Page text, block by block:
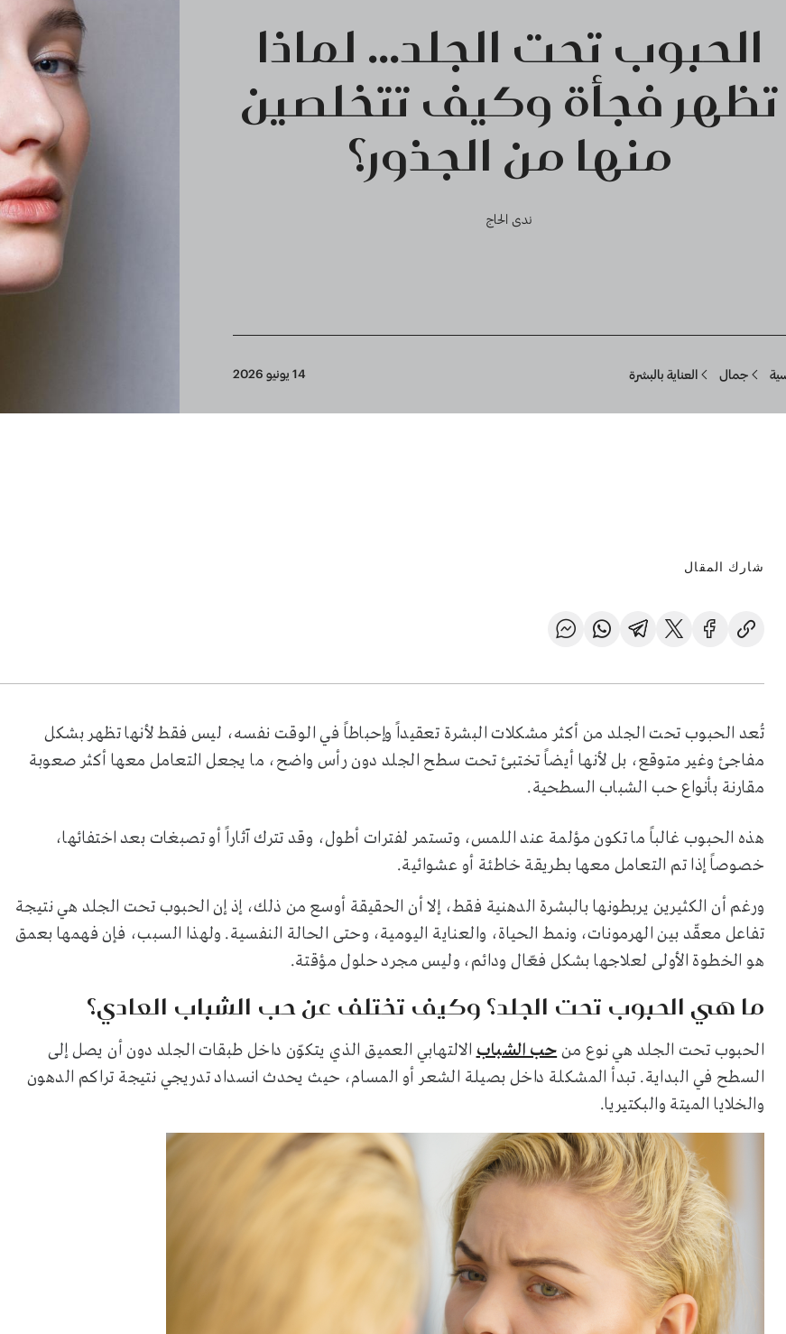
الحبوب تحت الجلد... لماذا
تظهر فجأة وكيف تتخلصين
منها من الجذور؟
ندى الحاج
جمال العناية بالبشرة 14 يونيو 2026
شارك المقال
تُعد الحبوب تحت الجلد من أكثر مشكلات البشرة تعقيداً وإحباطاً في الوقت نفسه، ليس فقط لأنها تظهر بشكل
مفاجئ وغير متوقع، بل لأنها أيضاً تختبئ تحت سطح الجلد دون رأس واضح، ما يجعل التعامل معها أكثر صعوبة
مقارنة بأنواع حب الشباب السطحية.
هذه الحبوب غالباً ما تكون مؤلمة عند اللمس، وتستمر لفترات أطول، وقد تترك آثاراً أو تصبغات بعد اختفائها،
خصوصاً إذا تم التعامل معها بطريقة خاطئة أو عشوائية.
ورغم أن الكثيرين يربطونها بالبشرة الدهنية فقط، إلا أن الحقيقة أوسع من ذلك، إذ إن الحبوب تحت الجلد هي نتيجة
تفاعل معقّد بين الهرمونات، ونمط الحياة، والعناية اليومية، وحتى الحالة النفسية. ولهذا السبب، فإن فهمها بعمق
هو الخطوة الأولى لعلاجها بشكل فعّال ودائم، وليس مجرد حلول مؤقتة.
ما هي الحبوب تحت الجلد؟ وكيف تختلف عن حب الشباب العادي؟
الحبوب تحت الجلد هي نوع منحب الشبابالالتهابي العميق الذي يتكوّن داخل طبقات الجلد دون أن يصل إلى
السطح في البداية. تبدأ المشكلة داخل بصيلة الشعر أو المسام، حيث يحدث انسداد تدريجي نتيجة تراكم الدهون
والخلايا الميتة والبكتيريا.